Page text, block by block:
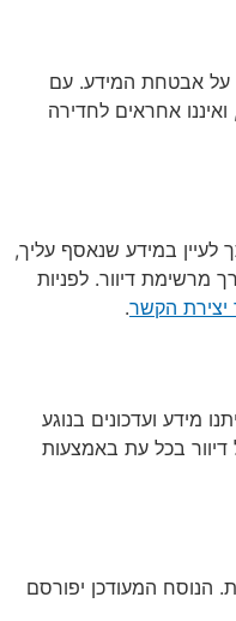
על אבטחת המידע. עם
אחראים לחדירה
במידע שנאסף עליך,
מרשימת דיוור. לפניות
יצירת הקשר.
מידע ועדכונים בנוגע
דיוור בכל עת באמצעות
הנוסח המעודכן יפורסם